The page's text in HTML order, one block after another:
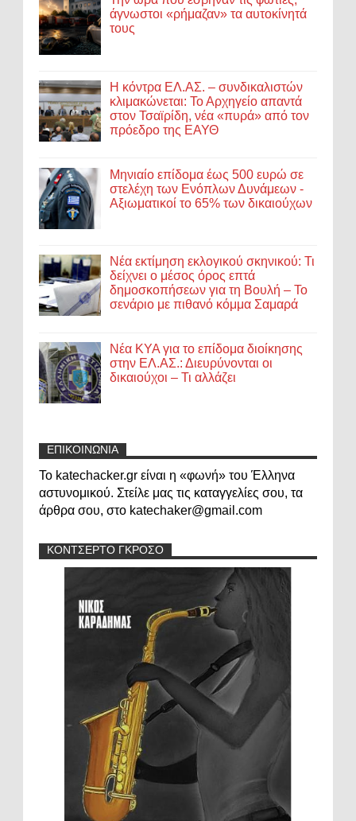
άγνωστοι «ρήμαζαν» τα αυτοκίνητά
τους
Η κόντρα ΕΛ.ΑΣ. – συνδικαλιστών
κλιμακώνεται: Το Αρχηγείο απαντά
στον Τσαϊρίδη, νέα «πυρά» από τον
πρόεδρο της ΕΑΥΘ
Μηνιαίο επίδομα έως 500 ευρώ σε
στελέχη των Ενόπλων Δυνάμεων -
Αξιωματικοί το 65% των δικαιούχων
Νέα εκτίμηση εκλογικού σκηνικού: Τι
δείχνει ο μέσος όρος επτά
δημοσκοπήσεων για τη Βουλή – Το
σενάριο με πιθανό κόμμα Σαμαρά
Νέα ΚΥΑ για το επίδομα διοίκησης
στην ΕΛ.ΑΣ.: Διευρύνονται οι
δικαιούχοι – Τι αλλάζει
ΕΠΙΚΟΙΝΩΝΙΑ
Το katechacker.gr είναι η «φωνή» του Έλληνα
αστυνομικού. Στείλε μας τις καταγγελίες σου, τα
άρθρα σου, στο katechaker@gmail.com
ΚΟΝΤΣΕΡΤΟ ΓΚΡΟΣΟ